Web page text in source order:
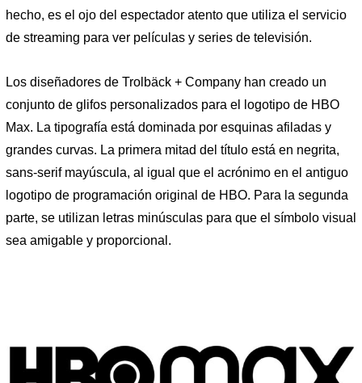
hecho, es el ojo del espectador atento que utiliza el servicio
de streaming para ver películas y series de televisión.
Los diseñadores de Trolbäck + Company han creado un
conjunto de glifos personalizados para el logotipo de HBO
Max. La tipografía está dominada por esquinas afiladas y
grandes curvas. La primera mitad del título está en negrita,
sans-serif mayúscula, al igual que el acrónimo en el antiguo
logotipo de programación original de HBO. Para la segunda
parte, se utilizan letras minúsculas para que el símbolo visual
sea amigable y proporcional.